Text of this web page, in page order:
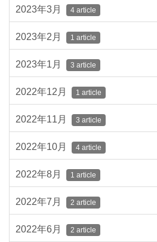
2023年3月 4 article
2023年2月 1 article
2023年1月 3 article
2022年12月 1 article
2022年11月 3 article
2022年10月 4 article
2022年8月 1 article
2022年7月 2 article
2022年6月 2 article